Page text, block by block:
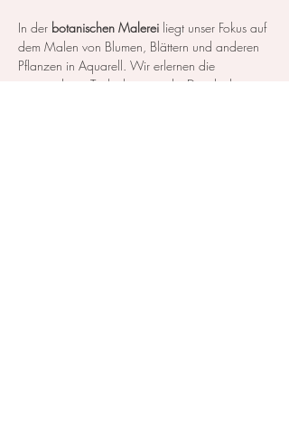
In der botanischen Malerei liegt unser Fokus auf
dem Malen von Blumen, Blättern und anderen
Pflanzen in Aquarell. Wir erlernen die
notwendigen Techniken, um die Details der